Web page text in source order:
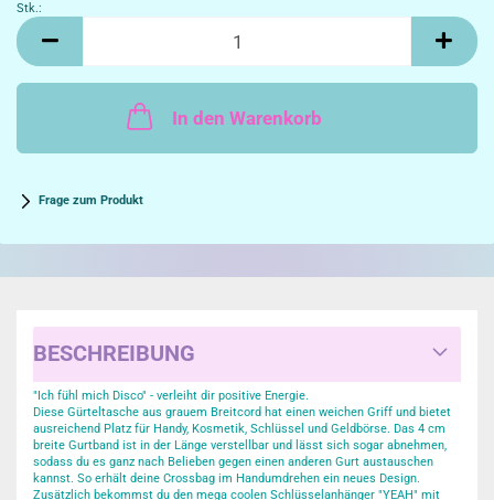
Stk.:
Stk.
In den Warenkorb
Frage zum Produkt
BESCHREIBUNG
"Ich fühl mich Disco" - verleiht dir positive Energie.
Diese Gürteltasche aus grauem Breitcord hat einen weichen Griff und bietet
ausreichend Platz für Handy, Kosmetik, Schlüssel und Geldbörse. Das 4 cm
breite Gurtband ist in der Länge verstellbar und lässt sich sogar abnehmen,
sodass du es ganz nach Belieben gegen einen anderen Gurt austauschen
kannst. So erhält deine Crossbag im Handumdrehen ein neues Design.
Zusätzlich bekommst du den mega coolen Schlüsselanhänger "YEAH" mit